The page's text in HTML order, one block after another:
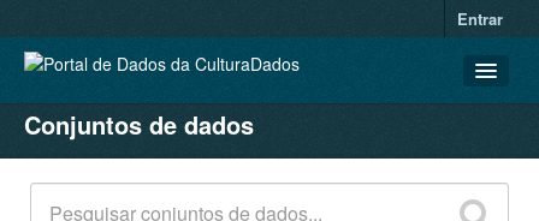
Entrar
CONJUNTOS DE DADOS
ORGANIZAÇÕES
GRUPOS
Conjuntos de dados